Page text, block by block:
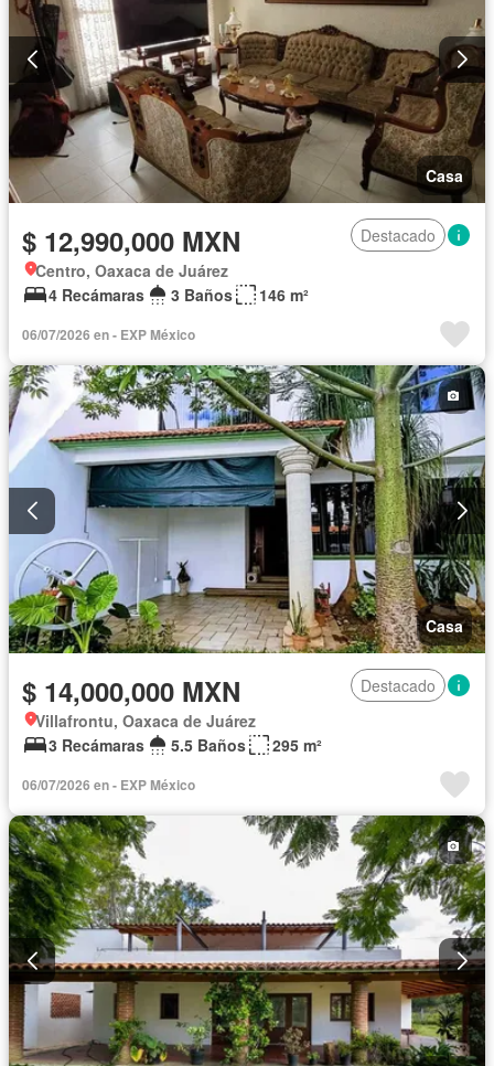
Casa
$ 12,990,000 MXN
Destacado
Centro, Oaxaca de Juárez
4 Recámaras
3 Baños 146 m²
06/07/2026 en - EXP México
Casa
$ 14,000,000 MXN
Destacado
Villafrontu, Oaxaca de Juárez
3 Recámaras
5.5 Baños 295 m²
06/07/2026 en - EXP México